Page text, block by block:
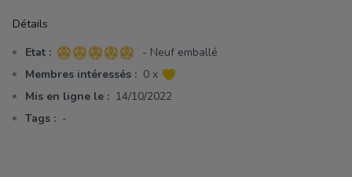
Détails
Etat : 5 sur 5 étoiles
- Neuf emballé
Membres intéressés : 0 x
Mis en ligne le : 14/10/2022
Tags : -